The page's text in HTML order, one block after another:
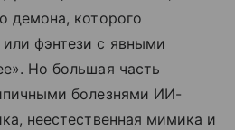
демона, которого
фэнтези с явными
Но большая часть
болезнями ИИ-
неестественная мимика и